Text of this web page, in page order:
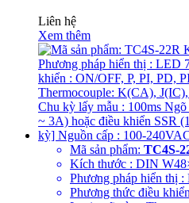
Liên hệ
Xem thêm
Mã sản phẩm: TC4S-
Kích thước : DIN
Phương pháp hiển thị
Phương thức điều